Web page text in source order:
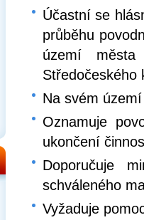
Účastní se
průběhu
území
Středočeského
Na svém
Oznamuje
ukončení
Doporučuje
schváleného
Vyžaduje